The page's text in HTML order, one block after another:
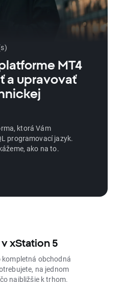
MT4
a upravovať
ktorá Vám
programovací jazyk.
ako na to.
xStation 5
obchodná
na jednom
najbližšie k trhom.